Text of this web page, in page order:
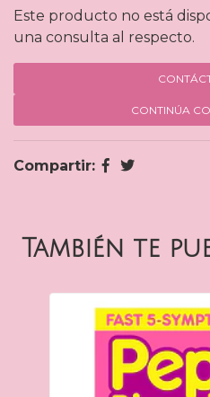
Este producto no está
una consulta al respecto.
CONTINÚA
Compartir:
También te